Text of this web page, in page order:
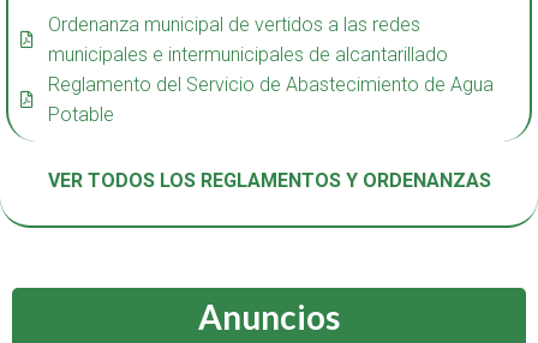
Ordenanza municipal de vertidos a las redes
municipales e intermunicipales de alcantarillado
Reglamento del Servicio de Abastecimiento de Agua
Potable
VER TODOS LOS REGLAMENTOS Y ORDENANZAS
Anuncios